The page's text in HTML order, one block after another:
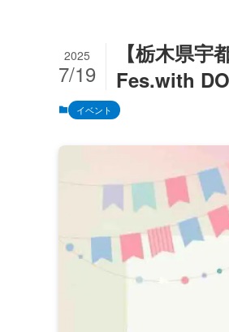
【栃木県
Fes.with
2025
7/19
イベント